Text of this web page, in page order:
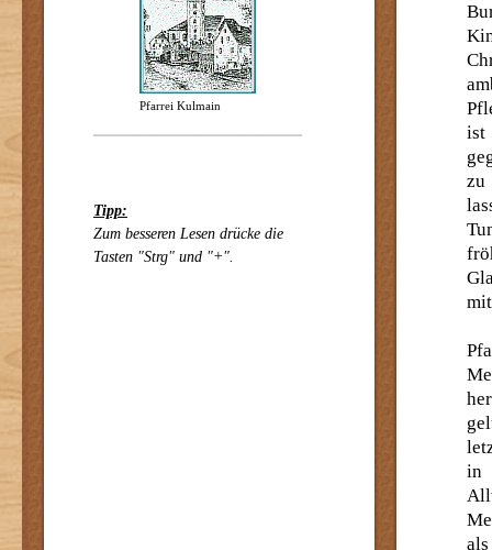
ist
zu
in
Pfarrei Kulmain
Tipp:
Zum besseren Lesen drücke die
Tasten "Strg" und "+".